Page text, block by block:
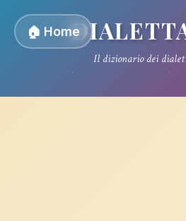
🏠 Home
Il dizionario dei